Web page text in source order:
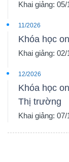
Khai giảng:
11/2026
Khóa học
Khai giảng:
12/2026
Khóa học
Thị trường
Khai giảng: